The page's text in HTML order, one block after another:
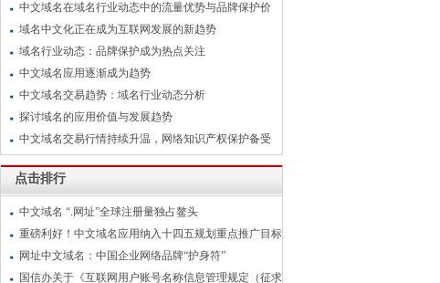
中文域名在域名行业动态中的流量优势与品牌保护价
域名中文化正在成为互联网发展的新趋势
域名行业动态：品牌保护成为热点关注
中文域名应用逐渐成为趋势
中文域名交易趋势：域名行业动态分析
探讨域名的应用价值与发展趋势
中文域名交易行情持续升温，网络知识产权保护备受
点击排行
中文域名 “.网址”全球注册量独占鳌头
重磅利好！中文域名应用纳入十四五规划重点推广目标
网址中文域名：中国企业网络品牌“护身符”
国信办关于《互联网用户账号名称信息管理规定（征求